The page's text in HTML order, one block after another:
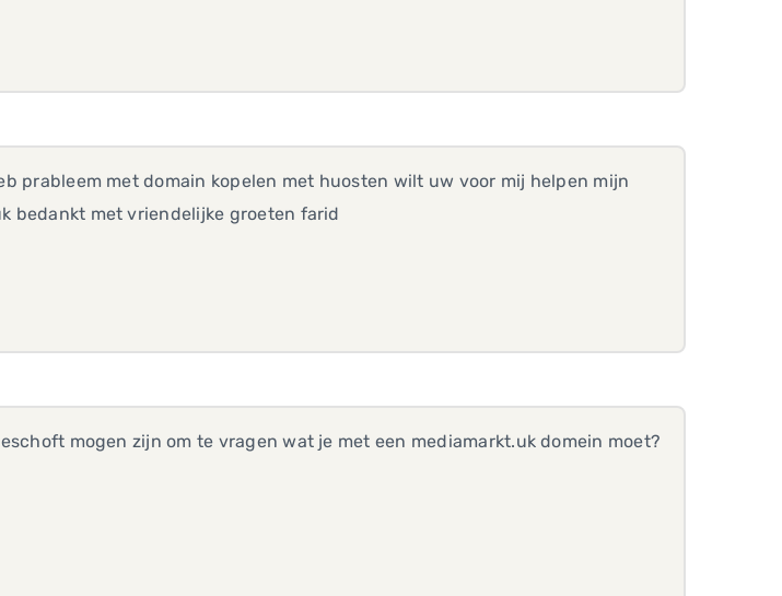
prableem met domain kopelen met huosten wilt uw voor mij helpen mijn
bedankt met vriendelijke groeten farid
mogen zijn om te vragen wat je met een mediamarkt.uk domein moet?